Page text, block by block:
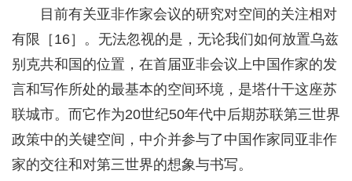
目前有关亚非作家会议的研究对空间的关注相对
有限［16］。无法忽视的是，无论我们如何放置乌兹
别克共和国的位置，在首届亚非会议上中国作家的发
言和写作所处的最基本的空间环境，是塔什干这座苏
联城市。而它作为20世纪50年代中后期苏联第三世界
政策中的关键空间，中介并参与了中国作家同亚非作
家的交往和对第三世界的想象与书写。